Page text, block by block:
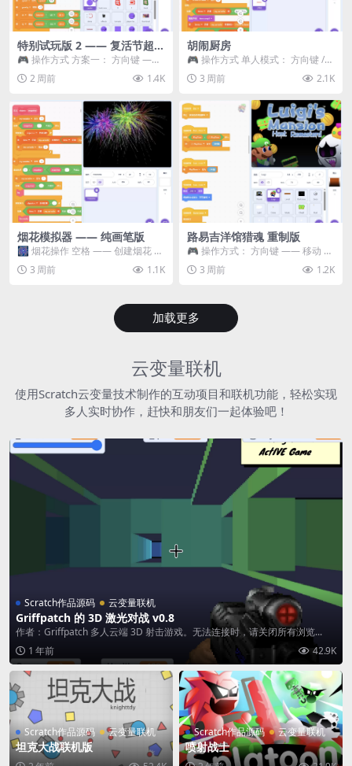
特别试玩版 2 —— 复活节超级
卡丁车赛
🎮 操作方式 方案一： 方向键 ——
移动 Z —— 跳跃 / 漂移 方案二： ...
2 周前 1.4K
胡闹厨房
🎮 操作方式 单人模式： 方向键 /
WASD —— 移动 Z / K —— 抓...
3 周前 2.1K
烟花模拟器 —— 纯画笔版
🎆 烟花操作 空格 —— 创建烟花 1
~ 3 —— 切换烟花类型 普通烟花
嘶...3 周前 1.1K
路易吉洋馆猎魂 重制版
🎮 操作方式： 方向键 —— 移动 &
跳跃 空格 —— 打开宝箱 将你...
3 周前 1.2K
加载更多
云变量联机
使用Scratch云变量技术制作的互动项目和联机功能，轻松实现
多人实时协作，赶快和朋友们一起体验吧！
Scratch作品源码 云变量联机
Griffpatch 的 3D 激光对战 v0.8
作者：Griffpatch 多人云端 3D 射击游戏。无法连接时，请关闭所有浏览...
1 年前
42.9K
Scratch作品源码 云变量联机
坦克大战联机版
Scratch作品源码 云变量联机
喷射战士